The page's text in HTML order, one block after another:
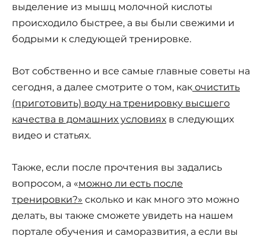
выделение из мышц молочной кислоты
происходило быстрее, а вы были свежими и
бодрыми к следующей тренировке.
Вот собственно и все самые главные советы на
сегодня, а далее смотрите о том, как очистить
(приготовить) воду на тренировку высшего
качества в домашних условиях в следующих
видео и статьях.
Также, если после прочтения вы задались
вопросом, а «можно ли есть после
тренировки?» сколько и как много это можно
делать, вы также сможете увидеть на нашем
портале обучения и саморазвития, а если вы